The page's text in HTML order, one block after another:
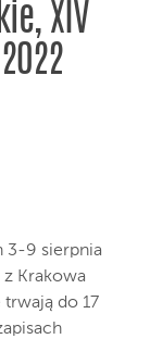
XIV
3-9 sierpnia
Krakowa
do 17